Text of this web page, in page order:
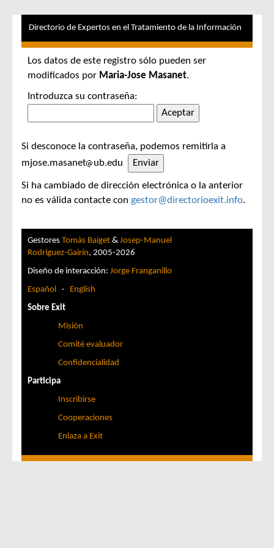
Directorio de Expertos en el Tratamiento de la Información
Los datos de este registro sólo pueden ser
modificados por Maria-Jose Masanet.
Introduzca su contraseña:
Si desconoce la contraseña, podemos remitirla a
mjose.masanet
ub.edu
Si ha cambiado de dirección electrónica o la anterior
no es válida contacte con gestor@directorioexit.info.
Gestores Tomàs Baiget & Josep-Manuel
Rodríguez-Gairín, 2005-2026
Diseño de interacción: Jorge Franganillo
Español · English
Sobre Exit
Misión
Comité evaluador
Confidencialidad
Participa
Inscribirse
Cooperaciones
Enlaza a Exit